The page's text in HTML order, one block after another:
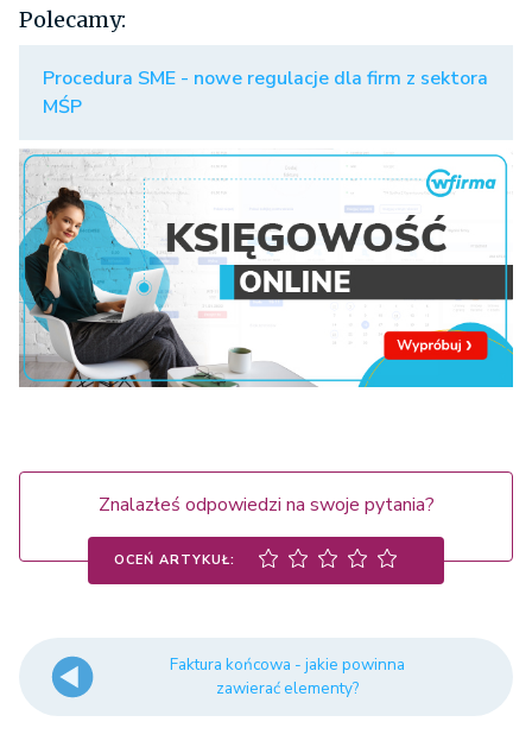
Polecamy:
Procedura SME - nowe regulacje dla firm z sektora
MŚP
Znalazłeś odpowiedzi na swoje pytania?
OCEŃ ARTYKUŁ:
Faktura końcowa - jakie powinna
zawierać elementy?